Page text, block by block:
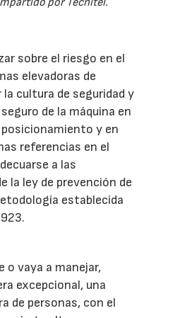
sobre el riesgo en el
elevadoras de
cultura de seguridad y
de la máquina en
y en
referencias en el
a las
la ley de prevención de
establecida
o vaya a manejar,
excepcional, una
de personas, con el